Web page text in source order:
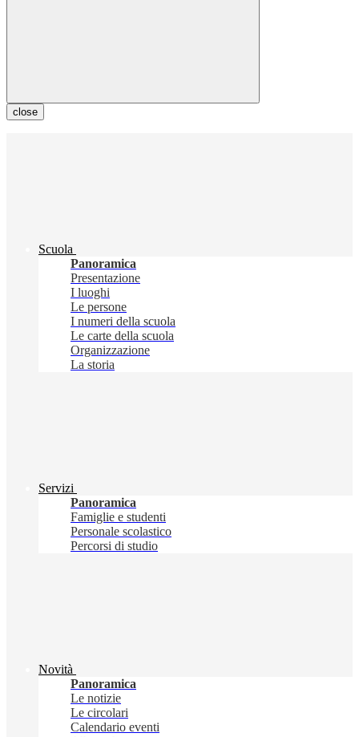
close
Scuola
Panoramica
Presentazione
I luoghi
Le persone
I numeri della scuola
Le carte della scuola
Organizzazione
La storia
Servizi
Panoramica
Famiglie e studenti
Personale scolastico
Percorsi di studio
Novità
Panoramica
Le notizie
Le circolari
Calendario eventi